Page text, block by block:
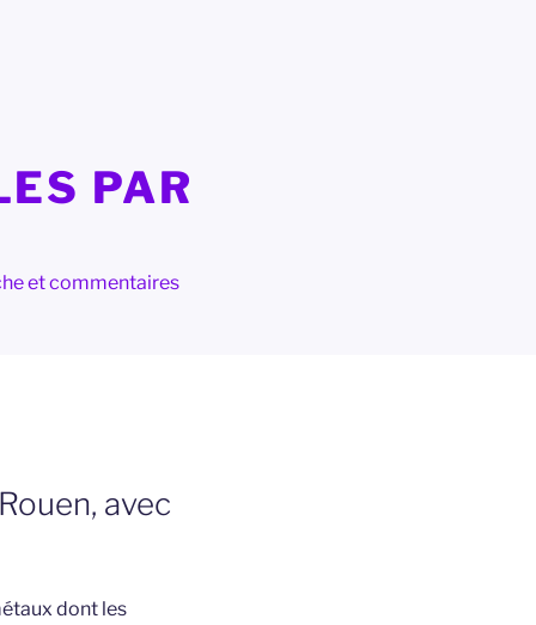
PAR
et commentaires
avec
dont les